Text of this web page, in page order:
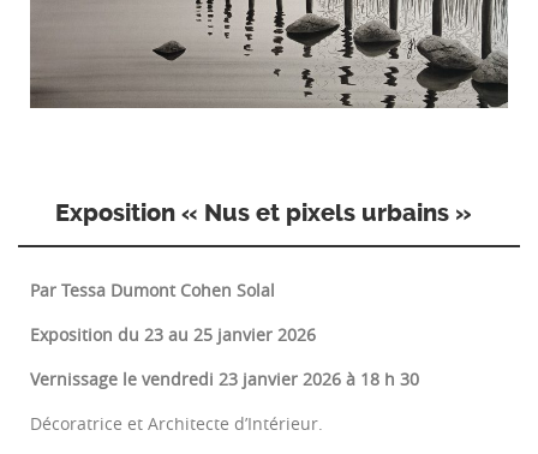
Exposition « Nus et pixels urbains »
Par Tessa Dumont Cohen Solal
Exposition du 23 au 25 janvier 2026
Vernissage le vendredi 23 janvier 2026 à 18 h 30
Décoratrice et Architecte d’Intérieur.